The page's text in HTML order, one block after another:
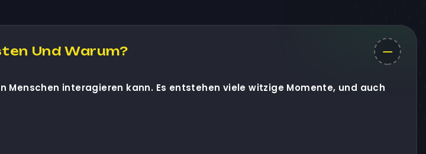
Und Warum?
interagieren kann. Es entstehen viele witzige Momente, und auch